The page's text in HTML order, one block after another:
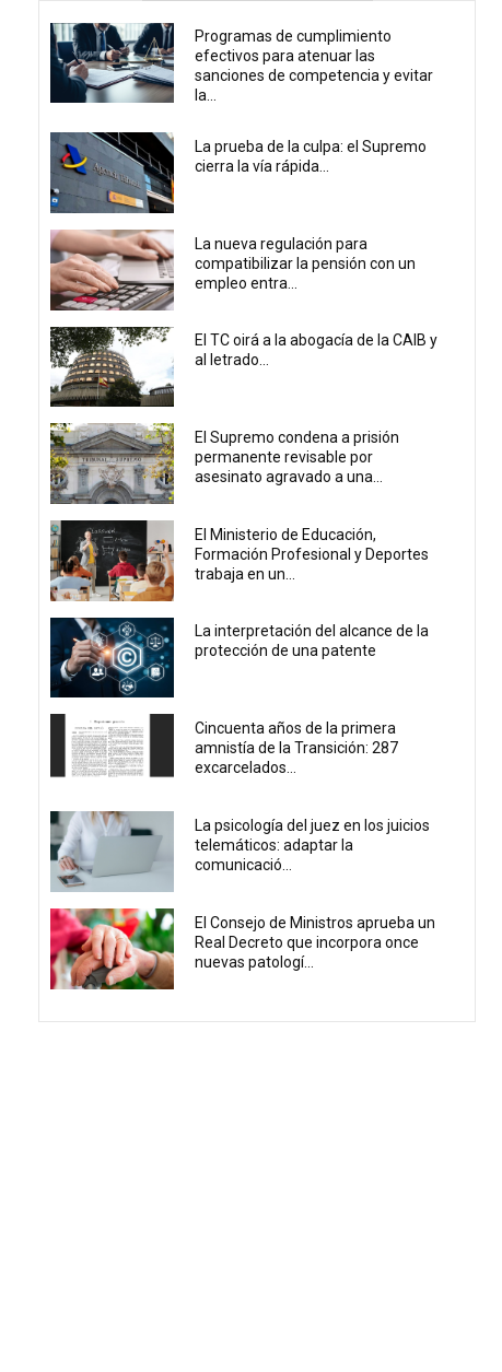
Programas de cumplimiento
efectivos para atenuar las
sanciones de competencia y evitar
la...
La prueba de la culpa: el Supremo
cierra la vía rápida...
La nueva regulación para
compatibilizar la pensión con un
empleo entra...
El TC oirá a la abogacía de la CAIB y
al letrado...
El Supremo condena a prisión
permanente revisable por
asesinato agravado a una...
El Ministerio de Educación,
Formación Profesional y Deportes
trabaja en un...
La interpretación del alcance de la
protección de una patente
Cincuenta años de la primera
amnistía de la Transición: 287
excarcelados...
La psicología del juez en los juicios
telemáticos: adaptar la
comunicació...
El Consejo de Ministros aprueba un
Real Decreto que incorpora once
nuevas patologí...